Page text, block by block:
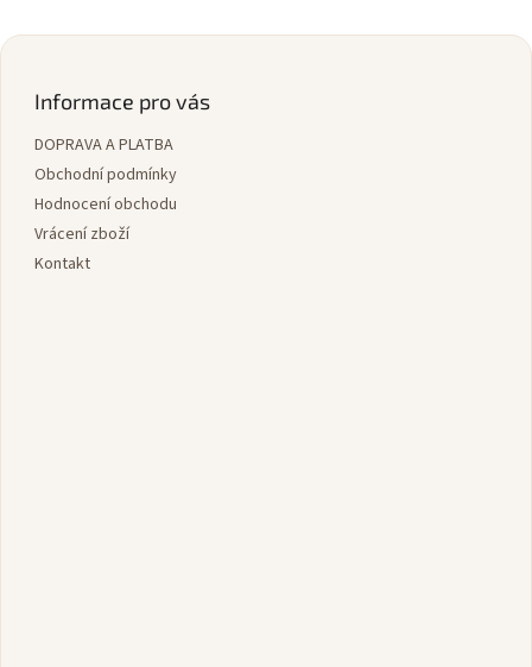
Z
Informace pro vás
DOPRAVA A PLATBA
Obchodní podmínky
Hodnocení obchodu
Vrácení zboží
Kontakt